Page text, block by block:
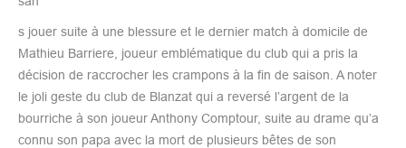
s jouer suite à une blessure et le dernier match à domicile de
Mathieu Barriere, joueur emblématique du club qui a pris la
décision de raccrocher les crampons à la fin de saison. A noter
le joli geste du club de Blanzat qui a reversé l’argent de la
bourriche à son joueur Anthony Comptour, suite au drame qu’a
connu son papa avec la mort de plusieurs bêtes de son